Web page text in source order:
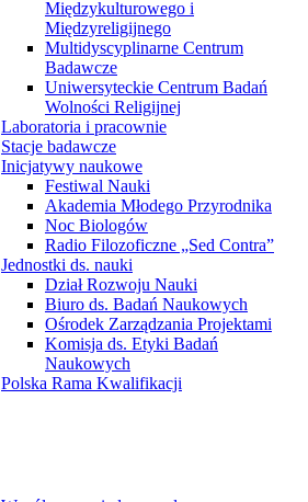
Międzykulturowego i
Międzyreligijnego
Multidyscyplinarne Centrum
Badawcze
Uniwersyteckie Centrum Badań
Wolności Religijnej
Laboratoria i pracownie
Stacje badawcze
Inicjatywy naukowe
Festiwal Nauki
Akademia Młodego Przyrodnika
Noc Biologów
Radio Filozoficzne „Sed Contra”
Jednostki ds. nauki
Dział Rozwoju Nauki
Biuro ds. Badań Naukowych
Ośrodek Zarządzania Projektami
Komisja ds. Etyki Badań
Naukowych
Polska Rama Kwalifikacji